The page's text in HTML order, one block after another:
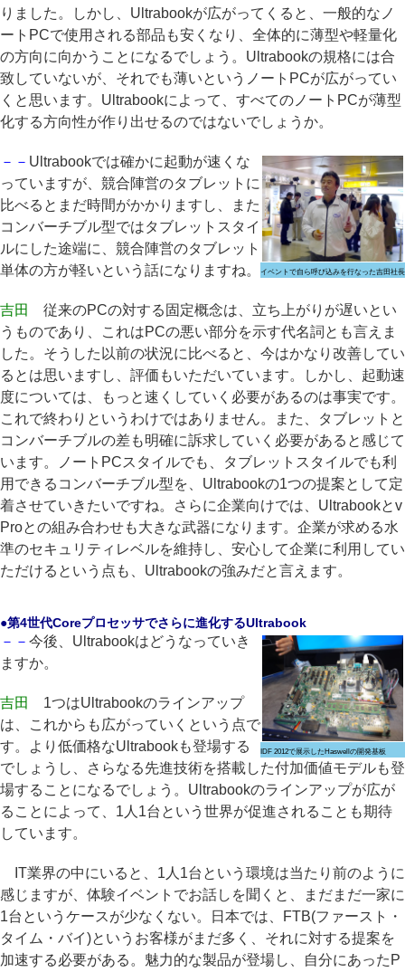
りました。しかし、Ultrabookが広がってくると、一般的なノ
ートPCで使用される部品も安くなり、全体的に薄型や軽量化
の方向に向かうことになるでしょう。Ultrabookの規格には合
致していないが、それでも薄いというノートPCが広がってい
くと思います。Ultrabookによって、すべてのノートPCが薄型
化する方向性が作り出せるのではないでしょうか。
イベントで自ら呼び込みを行なった吉田社長
－－ Ultrabookでは確かに起動が速くな
っていますが、競合陣営のタブレットに
比べるとまだ時間がかかりますし、また
コンバーチブル型ではタブレットスタイ
ルにした途端に、競合陣営のタブレット
単体の方が軽いという話になりますね。
吉田 従来のPCの対する固定概念は、立ち上がりが遅いとい
うものであり、これはPCの悪い部分を示す代名詞とも言えま
した。そうした以前の状況に比べると、今はかなり改善してい
るとは思いますし、評価もいただいています。しかし、起動速
度については、もっと速くしていく必要があるのは事実です。
これで終わりというわけではありません。また、タブレットと
コンバーチブルの差も明確に訴求していく必要があると感じて
います。ノートPCスタイルでも、タブレットスタイルでも利
用できるコンバーチブル型を、Ultrabookの1つの提案として定
着させていきたいですね。さらに企業向けでは、Ultrabookとv
Proとの組み合わせも大きな武器になります。企業が求める水
準のセキュリティレベルを維持し、安心して企業に利用してい
ただけるという点も、Ultrabookの強みだと言えます。
●第4世代Coreプロセッサでさらに進化するUltrabook
IDF 2012で展示したHaswellの開発基板
－－ 今後、Ultrabookはどうなっていき
ますか。
吉田 1つはUltrabookのラインアップ
は、これからも広がっていくという点で
す。より低価格なUltrabookも登場する
でしょうし、さらなる先進技術を搭載した付加価値モデルも登
場することになるでしょう。Ultrabookのラインアップが広が
ることによって、1人1台という世界が促進されることも期待
しています。
IT業界の中にいると、1人1台という環境は当たり前のように
感じますが、体験イベントでお話しを聞くと、まだまだ一家に
1台というケースが少なくない。日本では、FTB(ファースト・
タイム・バイ)というお客様がまだ多く、それに対する提案を
加速する必要がある。魅力的な製品が登場し、自分にあったP